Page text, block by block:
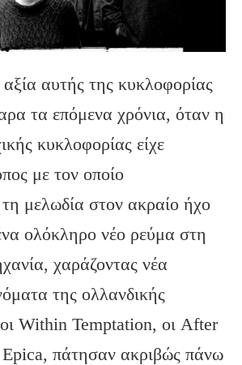
αυτής της κυκλοφορίας
τα επόμενα χρόνια, όταν η
κυκλοφορίας είχε
με τον οποίο
μελωδία στον ακραίο ήχο
ολόκληρο νέο ρεύμα στη
χαράζοντας νέα
της ολλανδικής
Within Temptation, οι After
Epica, πάτησαν ακριβώς πάνω